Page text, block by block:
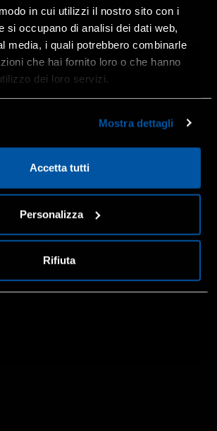
in cui utilizzi il nostro sito con i
si occupano di analisi dei dati web,
media, i quali potrebbero combinarle
che hai fornito loro o che hanno
dei loro servizi.
Mostra dettagli
Accetta tutti
Personalizza
Rifiuta
ATTENZIONE!
not set to an instance of an object.